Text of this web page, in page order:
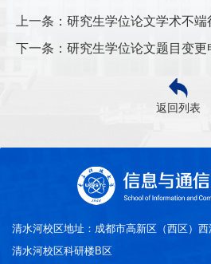
上一条：研究生学位论文学术不
下一条：研究生学位论文题目变更
返回列表
清水河校区地址：成都市高新区（西区）
清水河校区科研楼B区